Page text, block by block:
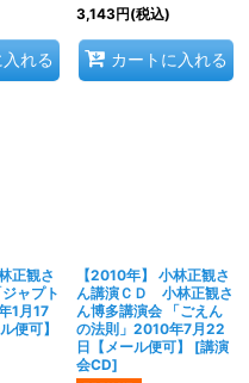
れる
3,143円(税込)
カートに入れる
正観さ
ャプト
1月17
便可】
【2010年】 小林正観さ
ん講演ＣＤ 小林正観さ
ん博多講演会 「ごえん
の法則」2010年7月22
日【メール便可】
[講演
会CD]